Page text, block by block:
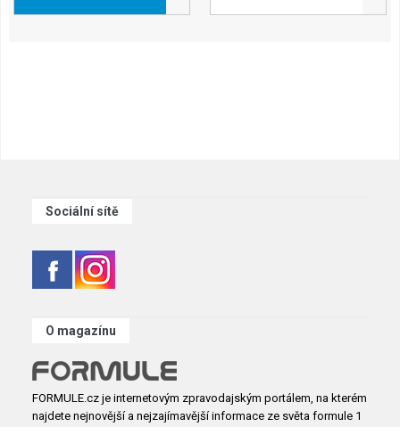
Sociální sítě
O magazínu
FORMULE.cz je internetovým zpravodajským portálem, na kterém
najdete nejnovější a nejzajímavější informace ze světa formule 1